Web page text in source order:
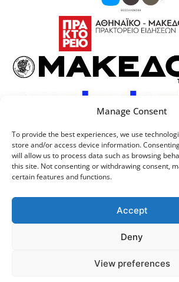
Manage Consent
To provide the best experiences, we use
store and/or access device information.
will allow us to process data such as browsing
this site. Not consenting or withdrawing consent,
certain features and functions.
Accept
Deny
View preferences
Προσωπικά Δεδομένα
Λογότυπος
Πανεπιστήμιο Θεσσαλονίκης